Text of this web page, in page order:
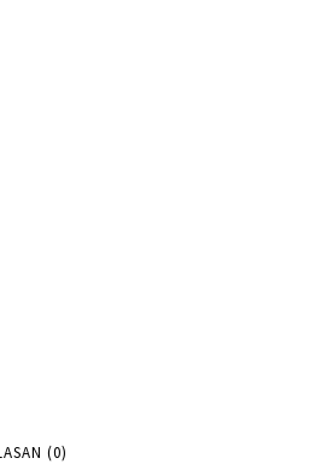
(0)